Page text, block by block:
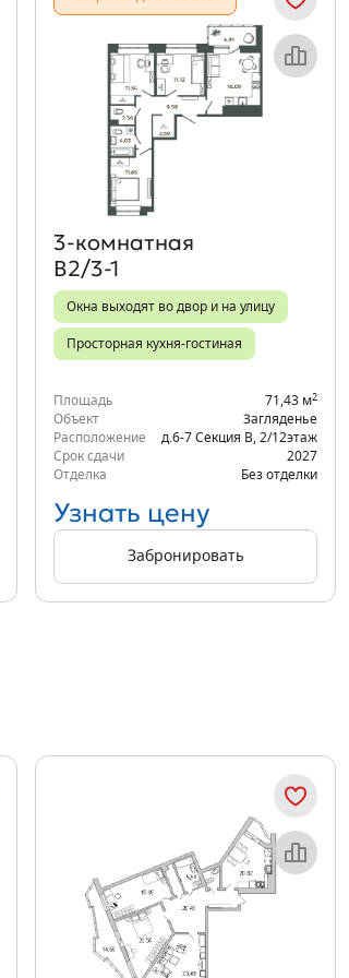
Объект месяца
3‑комнатная
В2/3-1
Окна выходят во двор и на улицу
Просторная кухня-гостиная
Площадь 71,43 м2
Объект
Загляденье
Расположение
д.6-7 Секция В 2/12этаж
Срок сдачи
2027
Отделка
Без отделки
Узнать цену
Забронировать